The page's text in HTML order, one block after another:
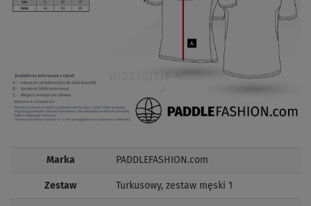
Marka PADDLEFASHION.com
Zestaw Turkusowy, zestaw męski 1